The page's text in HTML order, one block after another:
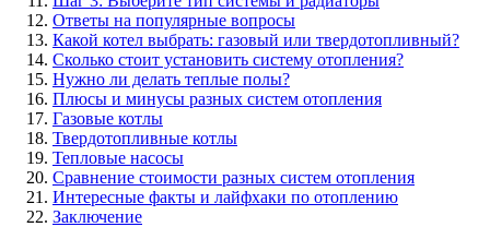
Ответы на популярные вопросы
Какой котел выбрать: газовый или твердотопливный?
Сколько стоит установить систему отопления?
Нужно ли делать теплые полы?
Плюсы и минусы разных систем отопления
Газовые котлы
Твердотопливные котлы
Тепловые насосы
Сравнение стоимости разных систем отопления
Интересные факты и лайфхаки по отоплению
Заключение